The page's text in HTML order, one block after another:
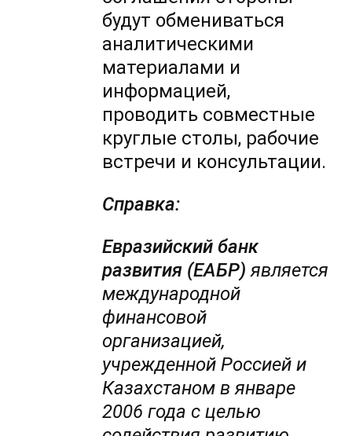
будут обмениваться
аналитическими
материалами и
информацией,
проводить совместные
круглые столы, рабочие
встречи и консультации.
Справка:
Евразийский банк
развития (ЕАБР) является
международной
финансовой
организацией,
учрежденной Россией и
Казахстаном в январе
2006 года с целью